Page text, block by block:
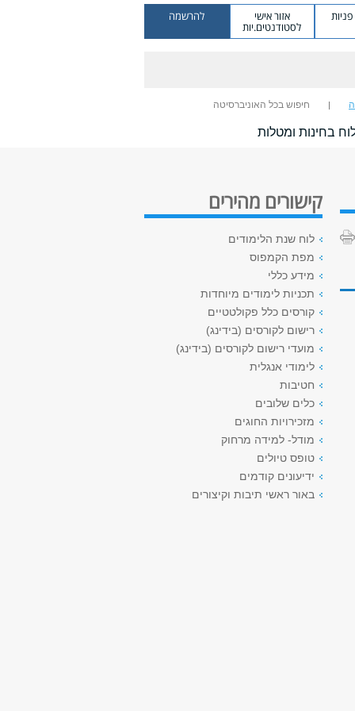
אזור אישי
לסטודנטים.יות
להרשמה
חיפוש בכל האוניברסיטה
בחינות ומטלות
קישורים מהירים
לוח שנת הלימודים
מפת הקמפוס
מידע כללי
תכניות לימודים מיוחדות
קורסים כלל פקולטטיים
רישום לקורסים (בידינג)
מועדי רישום לקורסים (בידינג)
לימודי אנגלית
חטיבות
כלים שלובים
מזכירויות החוגים
מודל- למידה מרחוק
טופס טיולים
ידיעונים קודמים
באור ראשי תיבות וקיצורים